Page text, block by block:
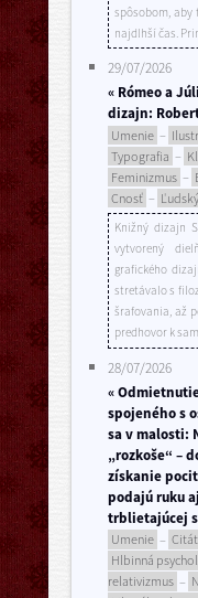
spôsobom, aby
najdlhší čas.
29/07/2026
« Rómeo a
dizajn:
Umenie –
Typografia –
Feminizmus –
Cnosť –
Knižný dizajn
vytvorený
grafického
stretávalo s
šrafovania, až
predhovor k
28/07/2026
«
spojeného s
sa v malosti:
„rozkoše“ –
získanie
podajú ruku
trblietajúcej
Umenie – Citát
Hlbinná
relativizmus –